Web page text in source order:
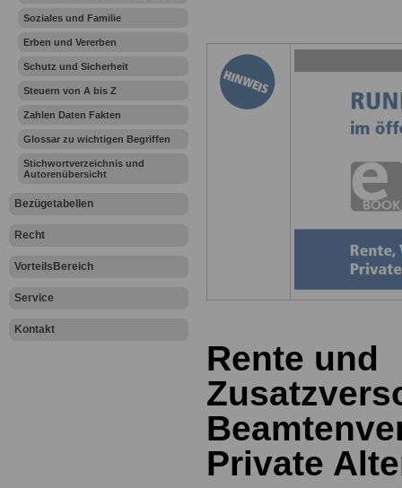
Soziales und Familie
Erben und Vererben
Schutz und Sicherheit
Steuern von A bis Z
Zahlen Daten Fakten
Glossar zu wichtigen Begriffen
Stichwortverzeichnis und
Autorenübersicht
Bezügetabellen
Recht
VorteilsBereich
Service
Kontakt
Rente und
Private